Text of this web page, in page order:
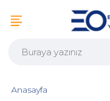
Anasayfa